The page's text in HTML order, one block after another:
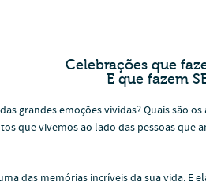
Celebrações que
E que fazem
grandes emoções vividas? Quais são
que vivemos ao lado das pessoas que
das memórias incríveis da sua vida. E